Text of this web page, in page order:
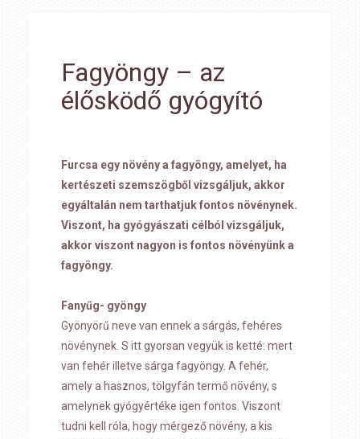
Fagyöngy – az
élősködő gyógyító
Furcsa egy növény a fagyöngy, amelyet, ha
kertészeti szemszögből vizsgáljuk, akkor
egyáltalán nem tarthatjuk fontos növénynek.
Viszont, ha gyógyászati célból vizsgáljuk,
akkor viszont nagyon is fontos növényünk a
fagyöngy.
Fanyűg- gyöngy
Gyönyörű neve van ennek a sárgás, fehéres
növénynek. S itt gyorsan vegyük is ketté: mert
van fehér illetve sárga fagyöngy. A fehér,
amely a hasznos, tölgyfán termő növény, s
amelynek gyógyértéke igen fontos. Viszont
tudni kell róla, hogy mérgező növény, a kis